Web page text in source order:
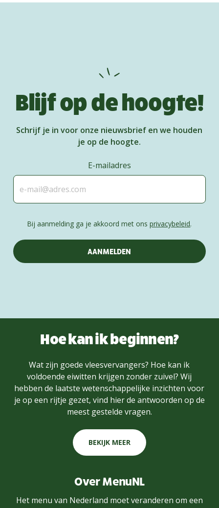
Blijf op de hoogte!
Schrijf je in voor onze nieuwsbrief en we houden
je op de hoogte.
E-mailadres
Bij aanmelding ga je akkoord met onsprivacybeleid.
Hoe kan ik beginnen?
Wat zijn goede vleesvervangers? Hoe kan ik
voldoende eiwitten krijgen zonder zuivel? Wij
hebben de laatste wetenschappelijke inzichten voor
je op een rijtje gezet, vind hier de antwoorden op de
meest gestelde vragen.
BEKIJK MEER
Over MenuNL
Het menu van Nederland moet veranderen om een